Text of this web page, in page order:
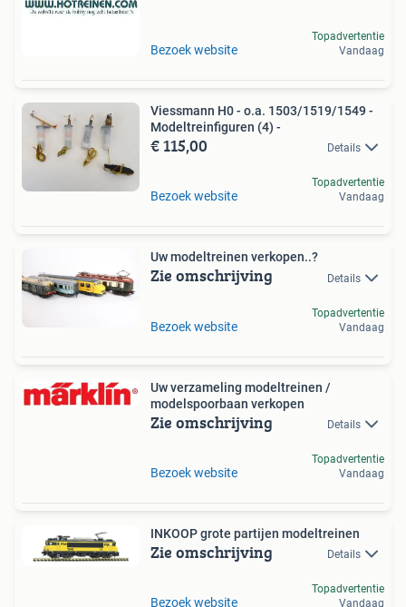
Bezoek website
Topadvertentie
Vandaag
Viessmann H0 - o.a. 1503/1519/1549 -
Modeltreinfiguren (4) -
€ 115,00 Details
Bezoek website
Topadvertentie
Vandaag
Uw modeltreinen verkopen..?
Zie omschrijving Details
Bezoek website
Topadvertentie
Vandaag
Uw verzameling modeltreinen /
modelspoorbaan verkopen
Zie omschrijving Details
Bezoek website
Topadvertentie
Vandaag
INKOOP grote partijen modeltreinen
Zie omschrijving Details
Bezoek website
Topadvertentie
Vandaag